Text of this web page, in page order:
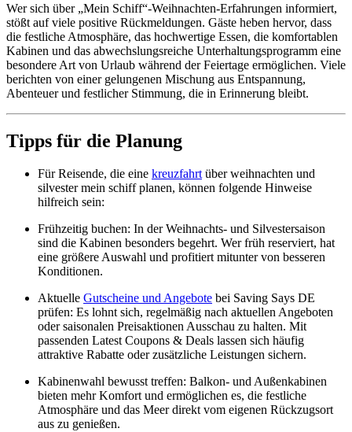
Wer sich über „Mein Schiff“-Weihnachten-Erfahrungen informiert,
stößt auf viele positive Rückmeldungen. Gäste heben hervor, dass
die festliche Atmosphäre, das hochwertige Essen, die komfortablen
Kabinen und das abwechslungsreiche Unterhaltungsprogramm eine
besondere Art von Urlaub während der Feiertage ermöglichen. Viele
berichten von einer gelungenen Mischung aus Entspannung,
Abenteuer und festlicher Stimmung, die in Erinnerung bleibt.
Tipps für die Planung
Für Reisende, die eine kreuzfahrt über weihnachten und
silvester mein schiff planen, können folgende Hinweise
hilfreich sein:
Frühzeitig buchen: In der Weihnachts- und Silvestersaison
sind die Kabinen besonders begehrt. Wer früh reserviert, hat
eine größere Auswahl und profitiert mitunter von besseren
Konditionen.
Aktuelle Gutscheine und Angebote bei Saving Says DE
prüfen: Es lohnt sich, regelmäßig nach aktuellen Angeboten
oder saisonalen Preisaktionen Ausschau zu halten. Mit
passenden Latest Coupons & Deals lassen sich häufig
attraktive Rabatte oder zusätzliche Leistungen sichern.
Kabinenwahl bewusst treffen: Balkon- und Außenkabinen
bieten mehr Komfort und ermöglichen es, die festliche
Atmosphäre und das Meer direkt vom eigenen Rückzugsort
aus zu genießen.